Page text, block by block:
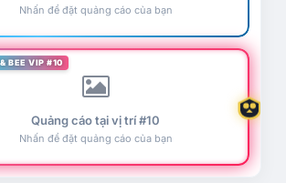
Nhấn để đặt quảng cáo của bạn
BEE VIP #10
Quảng cáo tại vị trí #10
Nhấn để đặt quảng cáo của bạn